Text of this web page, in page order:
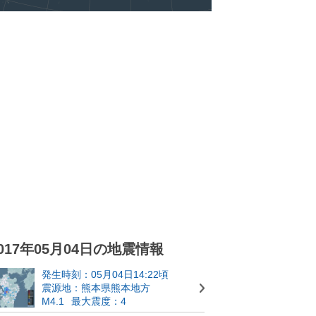
年05月04日の地震情報
発生時刻：05月04日14:22頃
震源地：熊本県熊本地方
M4.1
最大震度：4